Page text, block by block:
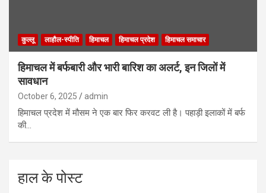
कुल्लू लाहौल-स्पीति हिमाचल हिमाचल प्रदेश हिमाचल समाचार
हिमाचल में बर्फबारी और भारी बारिश का अलर्ट, इन जिलों में
सावधान
October 6, 2025 admin
हिमाचल प्रदेश में मौसम ने एक बार फिर करवट ली है। पहाड़ी इलाकों में बर्फ
की…
हाल के पोस्ट